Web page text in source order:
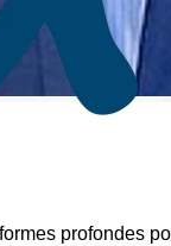
profondes